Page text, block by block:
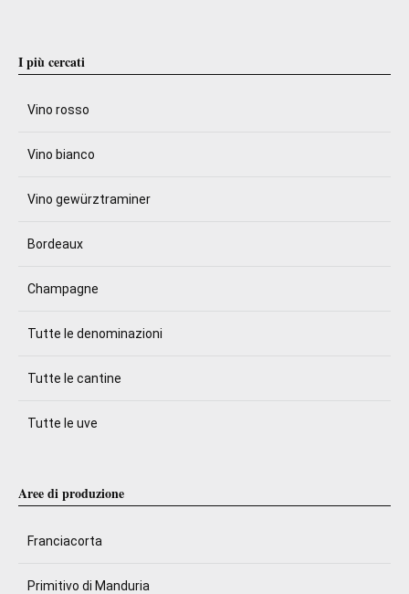
I più cercati
Vino rosso
Vino bianco
Vino gewürztraminer
Bordeaux
Champagne
Tutte le denominazioni
Tutte le cantine
Tutte le uve
Aree di produzione
Franciacorta
Primitivo di Manduria